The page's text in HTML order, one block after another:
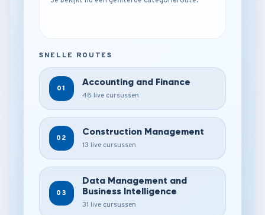
SNELLE ROUTES
01
Accounting and Finance
48 live cursussen
02
Construction Management
13 live cursussen
03
Data Management and
Business Intelligence
31 live cursussen